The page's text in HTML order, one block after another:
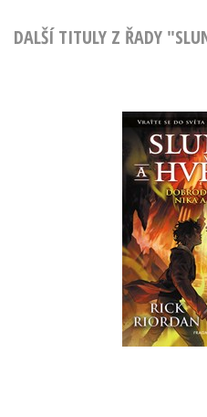
DALŠÍ TITULY Z ŘADY
Slunce
Mark Oshiro
Do
359